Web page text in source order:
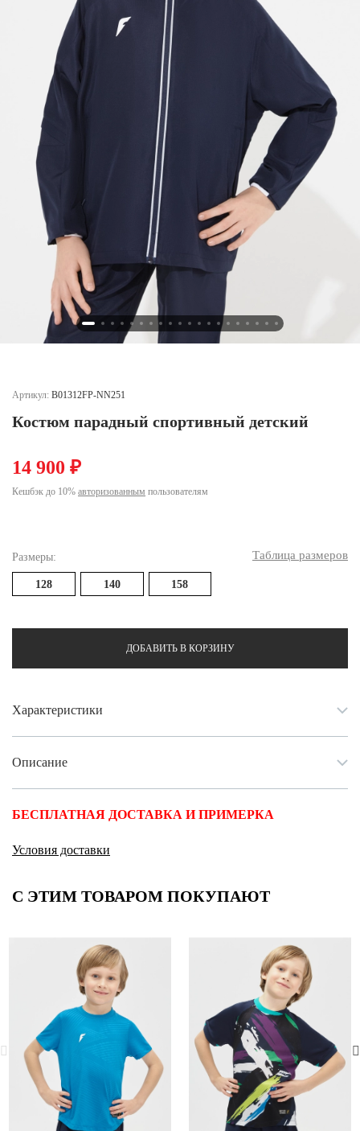
Новосибирская область (3)
Омская область (5)
Республика Башкортостан (3)
Республика Крым (1)
Республика Татарстан (2)
Ростовская область (2)
Самарская область (1)
Санкт-Петербург и ЛО (3)
Саратовская область (1)
Свердловская область (5)
Северная Осетия (2)
Смоленская область (1)
Ставропольский край (5)
Томская область (1)
Тульская область (1)
Тюменская область (3)
Хакасия (1)
Челябинская область (2)
Ямало-Ненецкий автономный округ (1)
Артикул: B01312FP-NN251
Костюм парадный спортивный детский
14 900 ₽
Кешбэк до 10% авторизованным пользователям
Размеры: Таблица размеров
128 140 158
ДОБАВИТЬ В КОРЗИНУ
Характеристики
Описание
БЕСПЛАТНАЯ ДОСТАВКА И ПРИМЕРКА
Условия доставки
С ЭТИМ ТОВАРОМ ПОКУПАЮТ